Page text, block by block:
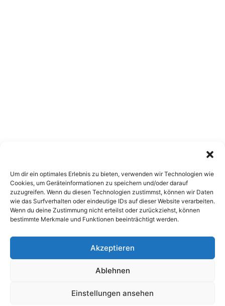
Um dir ein optimales Erlebnis zu bieten, verwenden wir Technologien wie
Cookies, um Geräteinformationen zu speichern und/oder darauf
zuzugreifen. Wenn du diesen Technologien zustimmst, können wir Daten
wie das Surfverhalten oder eindeutige IDs auf dieser Website verarbeiten.
Wenn du deine Zustimmung nicht erteilst oder zurückziehst, können
bestimmte Merkmale und Funktionen beeinträchtigt werden.
Akzeptieren
Ablehnen
Einstellungen ansehen
Copyright 2026, All Rights Reserved